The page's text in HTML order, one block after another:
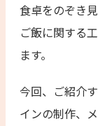
食卓をのぞき
ご飯に関する
ます。
今回、ご紹介
インの制作、